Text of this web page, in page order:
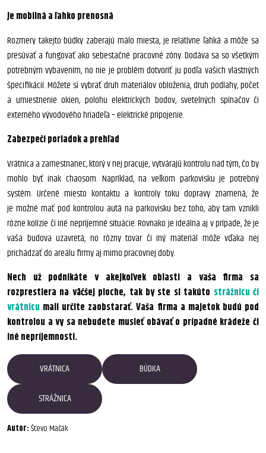
Je mobilná a ľahko prenosná
Rozmery takejto búdky zaberajú málo miesta, je relatívne ľahká a môže sa
presúvať a fungovať ako sebestačné pracovné zóny. Dodáva sa so všetkým
potrebným vybavením, no nie je problém dotvoriť ju podľa vašich vlastných
špecifikácií. Môžete si vybrať druh materiálov obloženia, druh podlahy, počet
a umiestnenie okien, polohu elektrických bodov, svetelných spínačov či
externého vývodového hriadeľa – elektrické pripojenie.
Zabezpečí poriadok a prehľad
Vrátnica a zamestnanec, ktorý v nej pracuje, vytvárajú kontrolu nad tým, čo by
mohlo byť inak chaosom. Napríklad, na veľkom parkovisku je potrebný
systém. Určené miesto kontaktu a kontroly toku dopravy znamená, že
je možné mať pod kontrolou autá na parkovisku bez toho, aby tam vznikli
rôzne kolízie či iné nepríjemné situácie. Rovnako je ideálna aj v prípade, že je
vaša budova uzavretá, no rôzny tovar či iný materiál môže vďaka nej
prichádzať do areálu firmy aj mimo pracovnej doby.
Nech už podnikáte v akejkoľvek oblasti a vaša firma sa
rozprestiera na väčšej ploche, tak by ste si takúto strážnicu či
vrátnicu mali určite zaobstarať. Vaša firma a majetok budú pod
kontrolou a vy sa nebudete musieť obávať o prípadné krádeže či
iné nepríjemnosti.
VRÁTNICA
BÚDKA
STRÁŽNICA
Autor:Števo Mačák